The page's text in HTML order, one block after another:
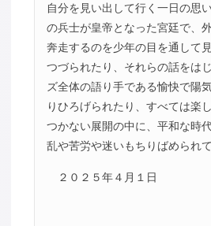
自分を見い出して行く一日の思
の兵士が皇帝となった宮廷で、
奔走するのを少年の目を通して
つづられたり、それらの話をは
ズ全体の語り手である愉快で陽
りひろげられたり、すべては楽
つかない展開の中に、平和な時
乱や苦労や迷いもちりばめられて
２０２５年４月１日